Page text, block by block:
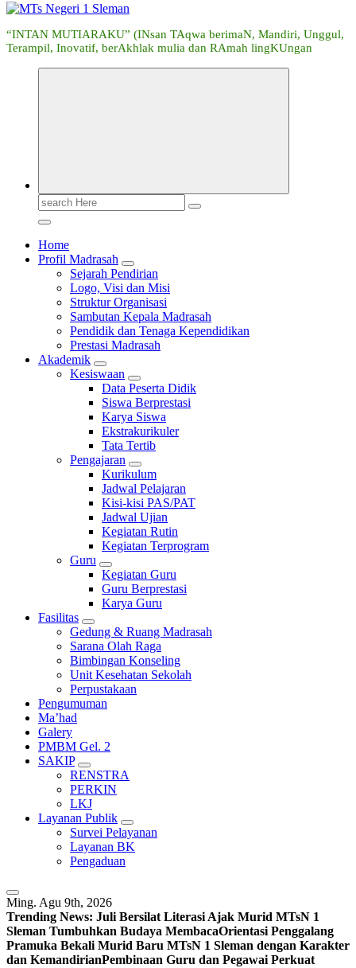
“INTAN MUTIARAKU” (INsan TAqwa berimaN, Mandiri, Unggul,
Terampil, Inovatif, berAkhlak mulia dan RAmah lingKUngan
Search
for:
Home
Profil Madrasah
Sejarah Pendirian
Logo, Visi dan Misi
Struktur Organisasi
Sambutan Kepala Madrasah
Pendidik dan Tenaga Kependidikan
Prestasi Madrasah
Akademik
Kesiswaan
Data Peserta Didik
Siswa Berprestasi
Karya Siswa
Ekstrakurikuler
Tata Tertib
Pengajaran
Kurikulum
Jadwal Pelajaran
Kisi-kisi PAS/PAT
Jadwal Ujian
Kegiatan Rutin
Kegiatan Terprogram
Guru
Kegiatan Guru
Guru Berprestasi
Karya Guru
Fasilitas
Gedung & Ruang Madrasah
Sarana Olah Raga
Bimbingan Konseling
Unit Kesehatan Sekolah
Perpustakaan
Pengumuman
Ma’had
Galery
PMBM Gel. 2
SAKIP
RENSTRA
PERKIN
LKJ
Layanan Publik
Survei Pelayanan
Layanan BK
Pengaduan
Ming. Agu 9th, 2026
Trending News: Juli Bersilat Literasi Ajak Murid MTsN 1
Sleman Tumbuhkan Budaya MembacaOrientasi Penggalang
Pramuka Bekali Murid Baru MTsN 1 Sleman dengan Karakter
dan KemandirianPembinaan Guru dan Pegawai Perkuat